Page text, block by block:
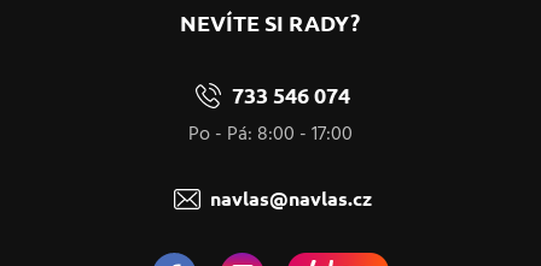
NEVÍTE SI RADY?
733 546 074
Po - Pá: 8:00 - 17:00
navlas@navlas.cz